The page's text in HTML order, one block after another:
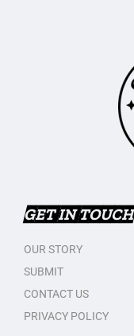
GET IN TOUCH
OUR STORY
SUBMIT
CONTACT US
PRIVACY POLICY